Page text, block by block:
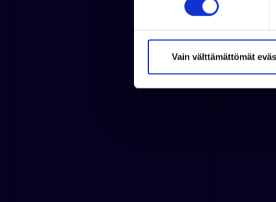
k
Vain välttämättömät